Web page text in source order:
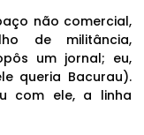
não comercial,
de militância,
um jornal; eu,
queria Bacurau).
com ele, a linha